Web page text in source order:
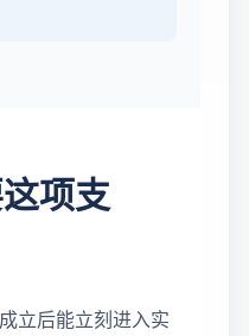
项支
立后能立刻进入实